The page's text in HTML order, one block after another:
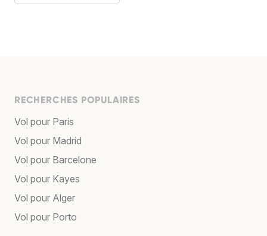
RECHERCHES POPULAIRES
Vol pour Paris
Vol pour Madrid
Vol pour Barcelone
Vol pour Kayes
Vol pour Alger
Vol pour Porto